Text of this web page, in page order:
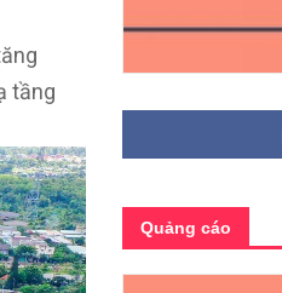
tầng
Quảng cáo